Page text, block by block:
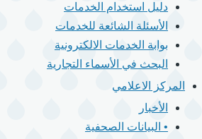
دليل استخدام الخدمات
الأسئلة الشائعة للخدمات
بوابة الخدمات الالكترونية
البحث في الأسماء التجارية
المركز الاعلامي
الأخبار
• البيانات الصحفية